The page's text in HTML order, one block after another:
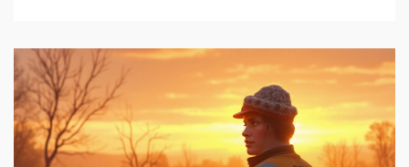
примерами из жизни. Здесь найдутся лайфхаки
даже для тех, кто только начинает разбираться
в инструменте.